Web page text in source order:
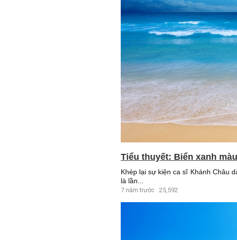
Tiểu thuyết: Biển xanh
Khép lại sự kiện ca sĩ Khánh Châu
là lần...
7 năm trước 25,592